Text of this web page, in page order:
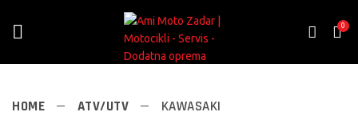
0
HOME ATV/UTV KAWASAKI